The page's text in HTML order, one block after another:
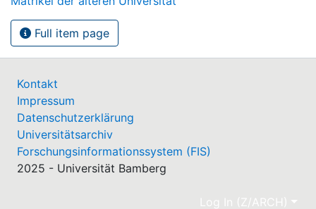
Full item page
Kontakt
Impressum
Datenschutzerklärung
Universitätsarchiv
Forschungsinformationssystem (FIS)
2025 - Universität Bamberg
Log In (Z/ARCH)